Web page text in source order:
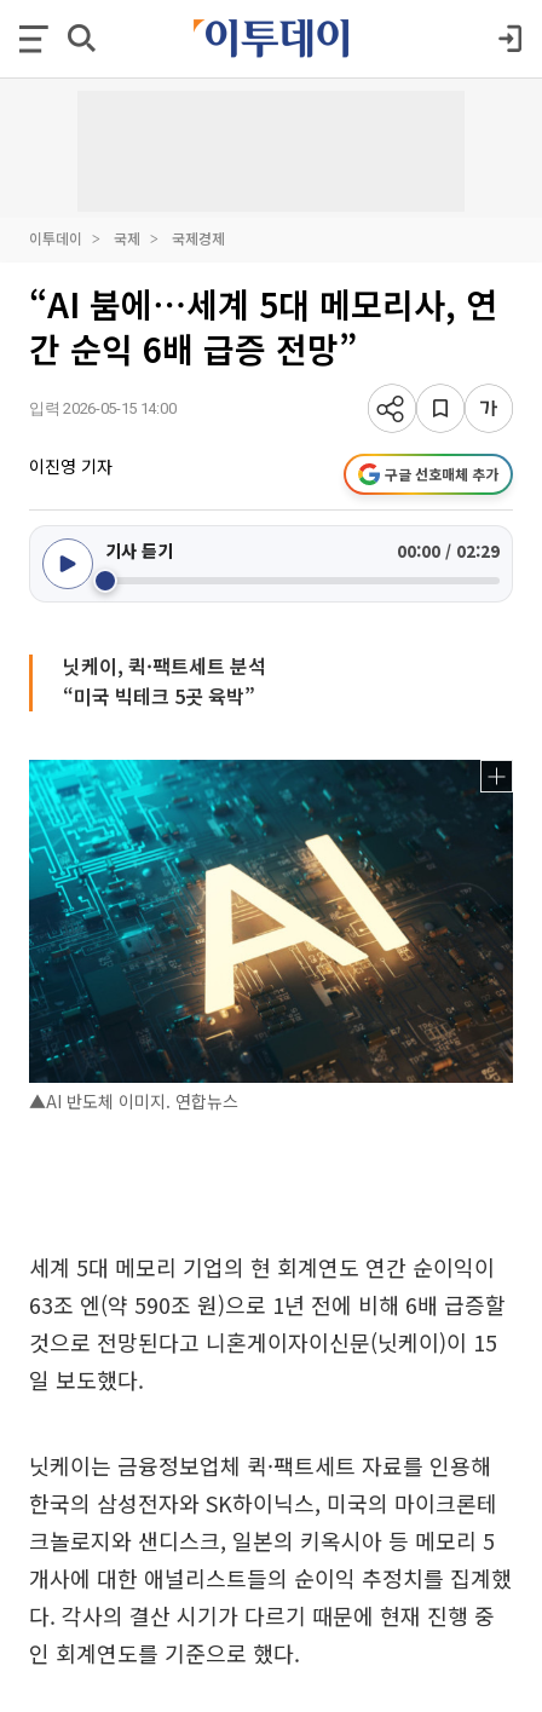
이투데이 국제 국제경제
“AI 붐에⋯세계 5대 메모리사, 연
간 순익 6배 급증 전망”
입력 2026-05-15 14:00
이진영 기자 구글 선호매체 추가
기사 듣기 00:00 / 02:29
닛케이, 퀵·팩트세트 분석
“미국 빅테크 5곳 육박”
▲AI 반도체 이미지. 연합뉴스
세계 5대 메모리 기업의 현 회계연도 연간 순이익이
63조 엔(약 590조 원)으로 1년 전에 비해 6배 급증할
것으로 전망된다고 니혼게이자이신문(닛케이)이 15
일 보도했다.
닛케이는 금융정보업체 퀵·팩트세트 자료를 인용해
한국의 삼성전자와 SK하이닉스, 미국의 마이크론테
크놀로지와 샌디스크, 일본의 키옥시아 등 메모리 5
개사에 대한 애널리스트들의 순이익 추정치를 집계했
다. 각사의 결산 시기가 다르기 때문에 현재 진행 중
인 회계연도를 기준으로 했다.